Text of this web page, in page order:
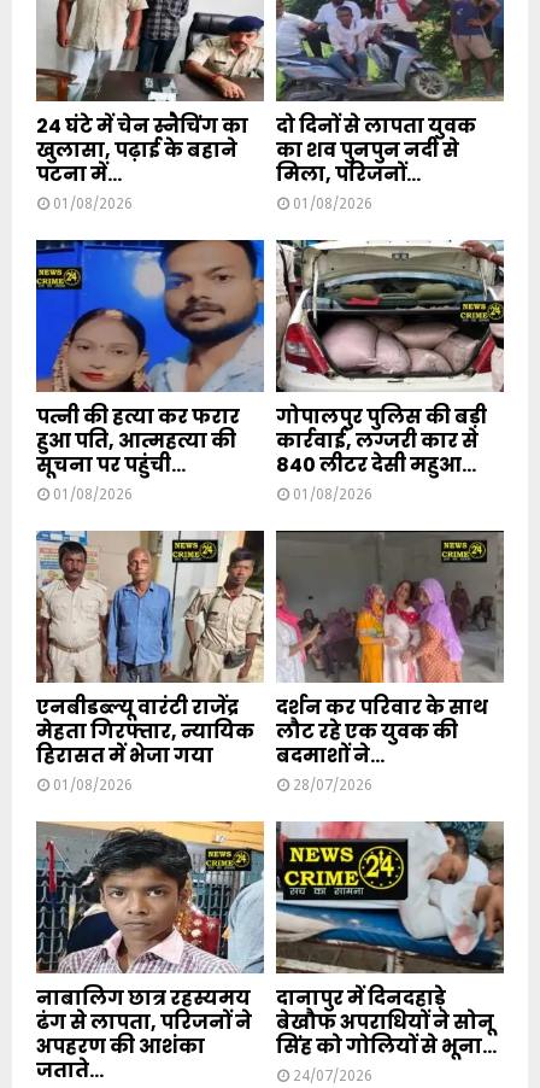
24 घंटे में चेन स्नैचिंग का
खुलासा, पढ़ाई के बहाने
पटना में...
01/08/2026
दो दिनों से लापता युवक
का शव पुनपुन नदी से
मिला, परिजनों...
01/08/2026
पत्नी की हत्या कर फरार
हुआ पति, आत्महत्या की
सूचना पर पहुंची...
01/08/2026
गोपालपुर पुलिस की बड़ी
कार्रवाई, लग्जरी कार से
840 लीटर देसी महुआ...
01/08/2026
एनबीडब्ल्यू वारंटी राजेंद्र
मेहता गिरफ्तार, न्यायिक
हिरासत में भेजा गया
01/08/2026
दर्शन कर परिवार के साथ
लौट रहे एक युवक की
बदमाशों ने...
28/07/2026
नाबालिग छात्र रहस्यमय
ढंग से लापता, परिजनों ने
अपहरण की आशंका
जताते...
दानापुर में दिनदहाड़े
बेखौफ अपराधियों ने सोनू
सिंह को गोलियों से भूना...
24/07/2026